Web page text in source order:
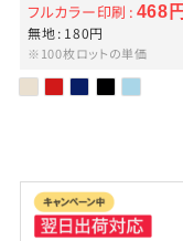
無地 180円
フルカラー印刷 468
※100枚ロットの単価